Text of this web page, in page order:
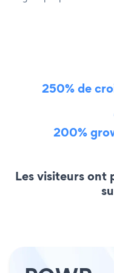
250% de
200%
Les visiteurs ont